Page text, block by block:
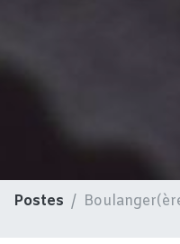
Postes